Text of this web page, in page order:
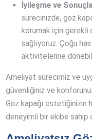
İyileşme ve
sürecinizde, göz
korumak için gerekli
sağlıyoruz. Çoğu
aktivitelerine
Ameliyat sürecimiz ve
güvenliğiniz ve
Göz kapağı estetiğinizin
deneyimli bir ekibe sahip